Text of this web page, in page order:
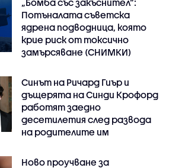
Потъналата съветска
ядрена подводница, която
крие риск от токсично
замърсяване (СНИМКИ)
Синът на Ричард Гиър и
дъщерята на Синди Крофорд
работят заедно
десетилетия след развода
на родителите им
Ново проучване за